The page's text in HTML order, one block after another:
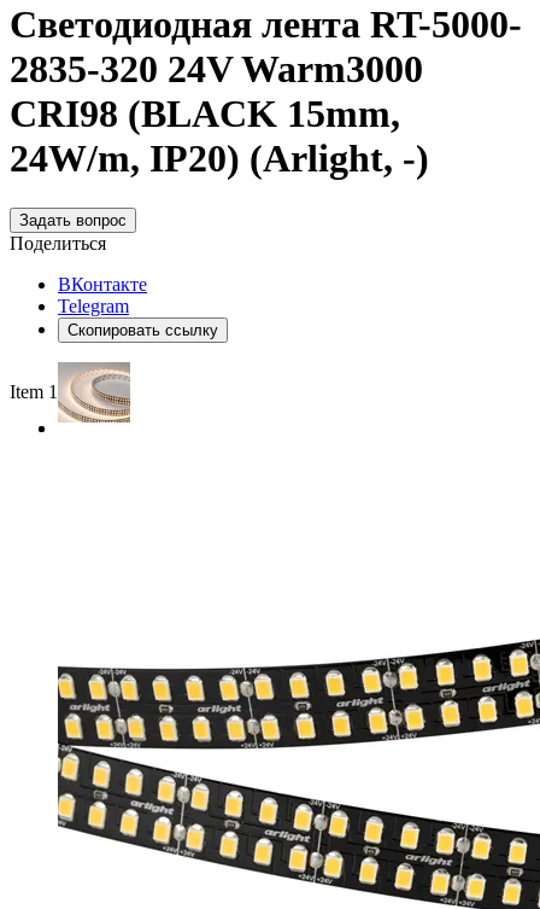
Светодиодная лента RT-5000-
2835-320 24V Warm3000
CRI98 (BLACK 15mm,
24W/m, IP20) (Arlight, -)
Задать вопрос
Поделиться
ВКонтакте
Telegram
Скопировать ссылку
Item 1 of 2